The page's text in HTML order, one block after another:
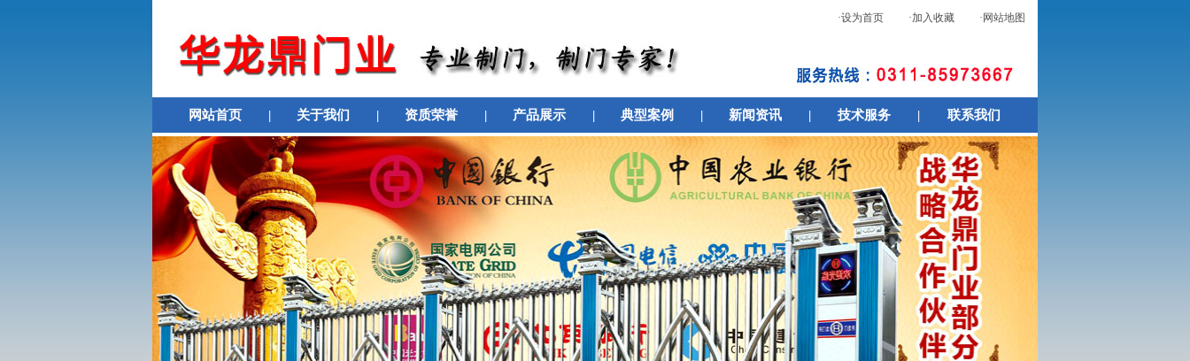
·设为首页 ·加入收藏 ·网站地图
网站首页 | 关于我们 | 资质荣誉 | 产品展示 | 典型案例 | 新闻资讯 | 技术服务 | 联系我们